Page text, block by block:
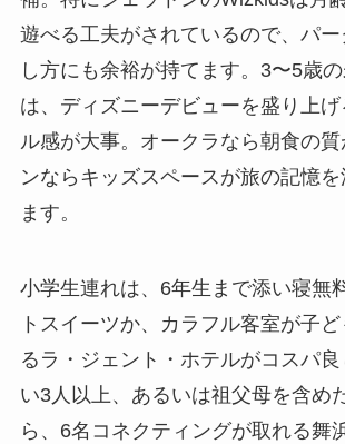
遊べる工夫がされているので、パ
し方にも余裕が持てます。3〜5歳
は、ディズニーデビューを盛り上げ
ル感が大事。オークラなら朝食の質
ンならキッズスペースが旅の記憶
ます。
小学生連れは、6年生まで添い寝無
トスイーツか、カラフル客室が子
るラ・ジェント・ホテルがコスパ
い3人以上、あるいは祖父母を含め
ら、6名コネクティングが取れる舞